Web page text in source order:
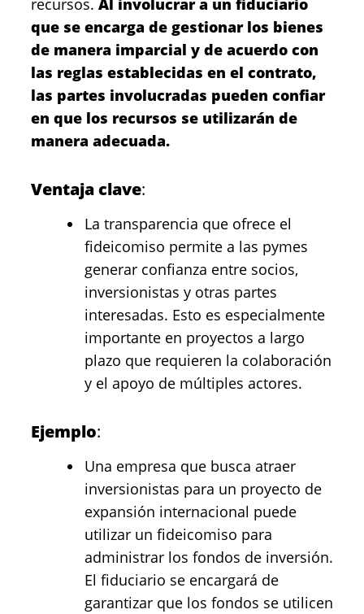
que se encarga de gestionar los bienes
de manera imparcial y de acuerdo con
las reglas establecidas en el contrato,
las partes involucradas pueden confiar
en que los recursos se utilizarán de
manera adecuada.
Ventaja clave:
La transparencia que ofrece el
fideicomiso permite a las pymes
generar confianza entre socios,
inversionistas y otras partes
interesadas. Esto es especialmente
importante en proyectos a largo
plazo que requieren la colaboración
y el apoyo de múltiples actores.
Ejemplo:
Una empresa que busca atraer
inversionistas para un proyecto de
expansión internacional puede
utilizar un fideicomiso para
administrar los fondos de inversión.
El fiduciario se encargará de
garantizar que los fondos se utilicen